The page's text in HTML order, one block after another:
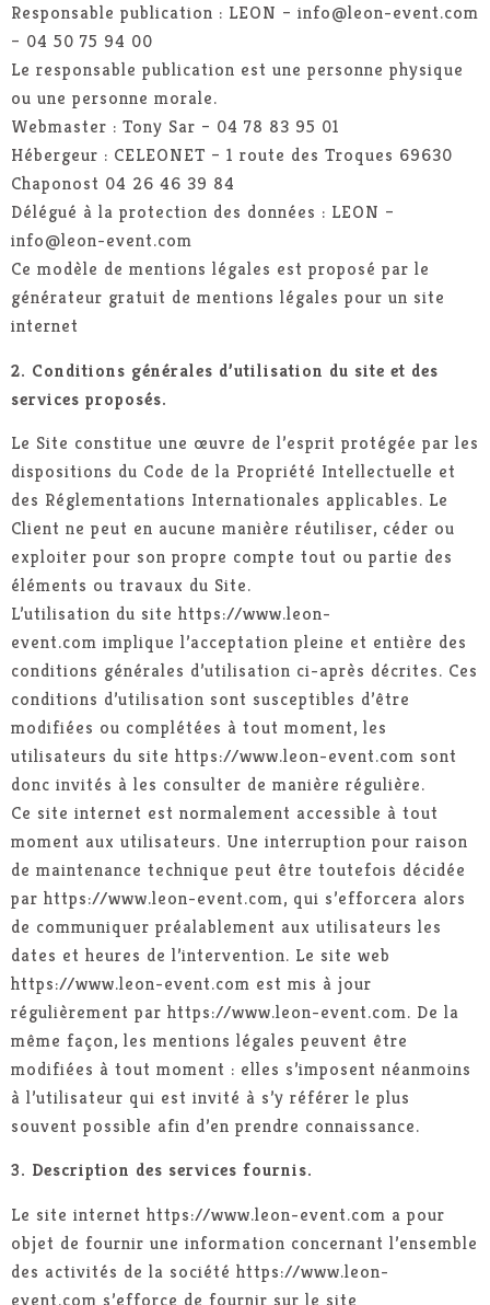
Responsable publication : LEON – info@leon-event.com
– 04 50 75 94 00
Le responsable publication est une personne physique
ou une personne morale.
Webmaster : Tony Sar – 04 78 83 95 01
Hébergeur : CELEONET – 1 route des Troques 69630
Chaponost 04 26 46 39 84
Délégué à la protection des données : LEON –
info@leon-event.com
Ce modèle de mentions légales est proposé par le
générateur gratuit de mentions légales pour un site
internet
2. Conditions générales d’utilisation du site et des
services proposés.
Le Site constitue une œuvre de l’esprit protégée par les
dispositions du Code de la Propriété Intellectuelle et
des Réglementations Internationales applicables. Le
Client ne peut en aucune manière réutiliser, céder ou
exploiter pour son propre compte tout ou partie des
éléments ou travaux du Site.
L’utilisation du site https://www.leon-
event.com implique l’acceptation pleine et entière des
conditions générales d’utilisation ci-après décrites. Ces
conditions d’utilisation sont susceptibles d’être
modifiées ou complétées à tout moment, les
utilisateurs du site https://www.leon-event.com sont
donc invités à les consulter de manière régulière.
Ce site internet est normalement accessible à tout
moment aux utilisateurs. Une interruption pour raison
de maintenance technique peut être toutefois décidée
par https://www.leon-event.com, qui s’efforcera alors
de communiquer préalablement aux utilisateurs les
dates et heures de l’intervention. Le site web
https://www.leon-event.com est mis à jour
régulièrement par https://www.leon-event.com. De la
même façon, les mentions légales peuvent être
modifiées à tout moment : elles s’imposent néanmoins
à l’utilisateur qui est invité à s’y référer le plus
souvent possible afin d’en prendre connaissance.
3. Description des services fournis.
Le site internet https://www.leon-event.com a pour
objet de fournir une information concernant l’ensemble
des activités de la société https://www.leon-
event.com s’efforce de fournir sur le site